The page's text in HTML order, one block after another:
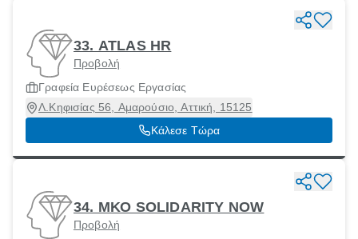
33. ATLAS HR
Προβολή
Γραφεία Ευρέσεως Εργασίας
Λ.Κηφισίας 56, Αμαρούσιο, Αττική, 15125
Κάλεσε Τώρα
34. ΜΚΟ SOLIDARITY NOW
Προβολή